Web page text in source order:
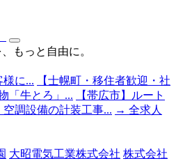
もっと自由に。
様に...
【士幌町・移住者歓迎・社
「牛とろ」...
【帯広市】ルート
空調設備の計装工事... → 全求人
大昭電気工業株式会社 株式会社